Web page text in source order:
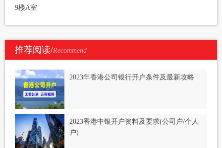
9楼A室
推荐阅读/Recommend
2023年香港公司银行开户条件及最新攻略
2023香港中银开户资料及要求(公司户/个人
户)